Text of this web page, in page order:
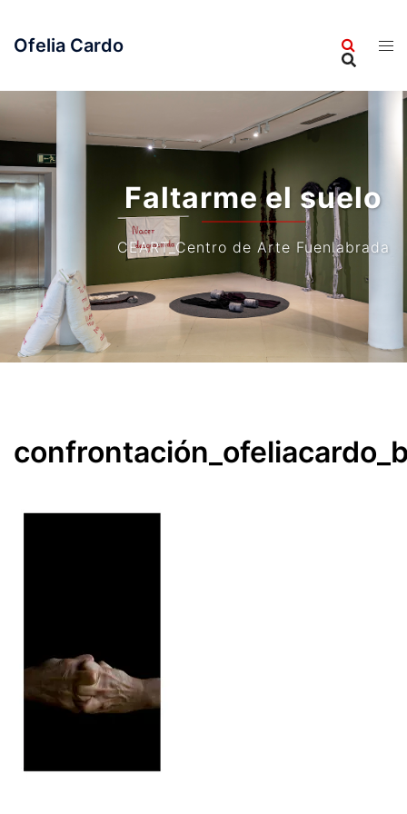
contenido
Ofelia Cardo
Faltarme el suelo
CEART_Centro de Arte Fuenlabrada